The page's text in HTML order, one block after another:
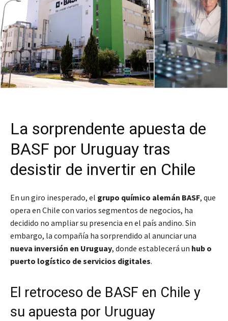
La sorprendente apuesta de
BASF por Uruguay tras
desistir de invertir en Chile
En un giro inesperado, el grupo químico alemán BASF, que
opera en Chile con varios segmentos de negocios, ha
decidido no ampliar su presencia en el país andino. Sin
embargo, la compañía ha sorprendido al anunciar una
nueva inversión en Uruguay, donde establecerá un hub o
puerto logístico de servicios digitales.
El retroceso de BASF en Chile y
su apuesta por Uruguay